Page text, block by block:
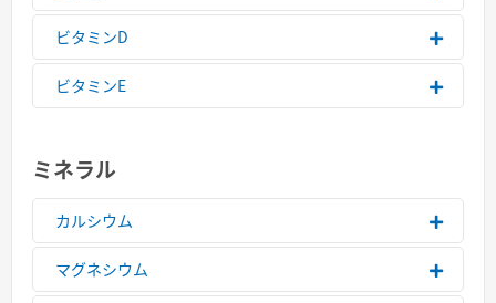
ビタミンD
ビタミンE
ミネラル
カルシウム
マグネシウム